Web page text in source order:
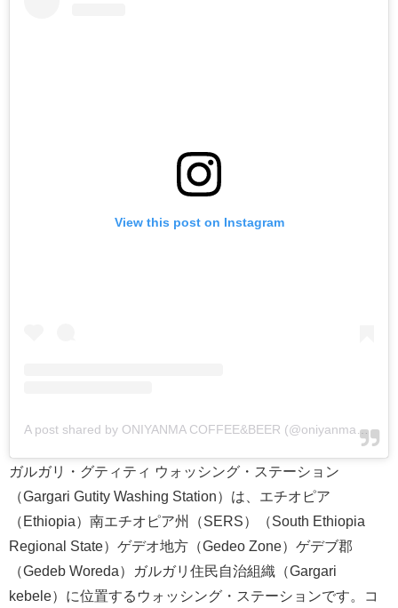
View this post on Instagram
A post shared by ONIYANMA COFFEE&BEER (@oniyanma_coffee)
ガルガリ・グティティ ウォッシング・ステーション
（Gargari Gutity Washing Station）は、エチオピア
（Ethiopia）南エチオピア州（SERS）（South Ethiopia
Regional State）ゲデオ地方（Gedeo Zone）ゲデブ郡
（Gedeb Woreda）ガルガリ住民自治組織（Gargari
kebele）に位置するウォッシング・ステーションです。コ